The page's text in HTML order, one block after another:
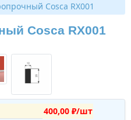
Cosca RX001
Cosca RX001
400,00 ₽/шт